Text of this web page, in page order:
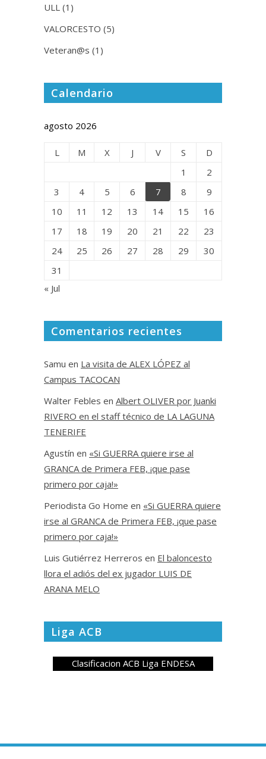
ULL (1)
VALORCESTO (5)
Veteran@s (1)
Calendario
agosto 2026
L M X J V S
D
1
2
3
4 5 6 7 8
9
10
11 12 13 14 15
16
17
18 19 20 21 22
23
24
25 26 27 28 29
30
31
« Jul
Comentarios recientes
Samu en La visita de ALEX LÓPEZ al
Campus TACOCAN
Walter Febles en Albert OLIVER por Juanki
RIVERO en el staff técnico de LA LAGUNA
TENERIFE
Agustín en «Si GUERRA quiere irse al
GRANCA de Primera FEB, ¡que pase
primero por caja!»
Periodista Go Home en «Si GUERRA quiere
irse al GRANCA de Primera FEB, ¡que pase
primero por caja!»
Luis Gutiérrez Herreros en El baloncesto
llora el adiós del ex jugador LUIS DE
ARANA MELO
Liga ACB
Clasificacion ACB Liga ENDESA